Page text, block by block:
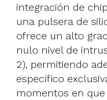
integración de
una pulsera de
ofrece un alto
nulo nivel de
2), permitiendo
específico
momentos en